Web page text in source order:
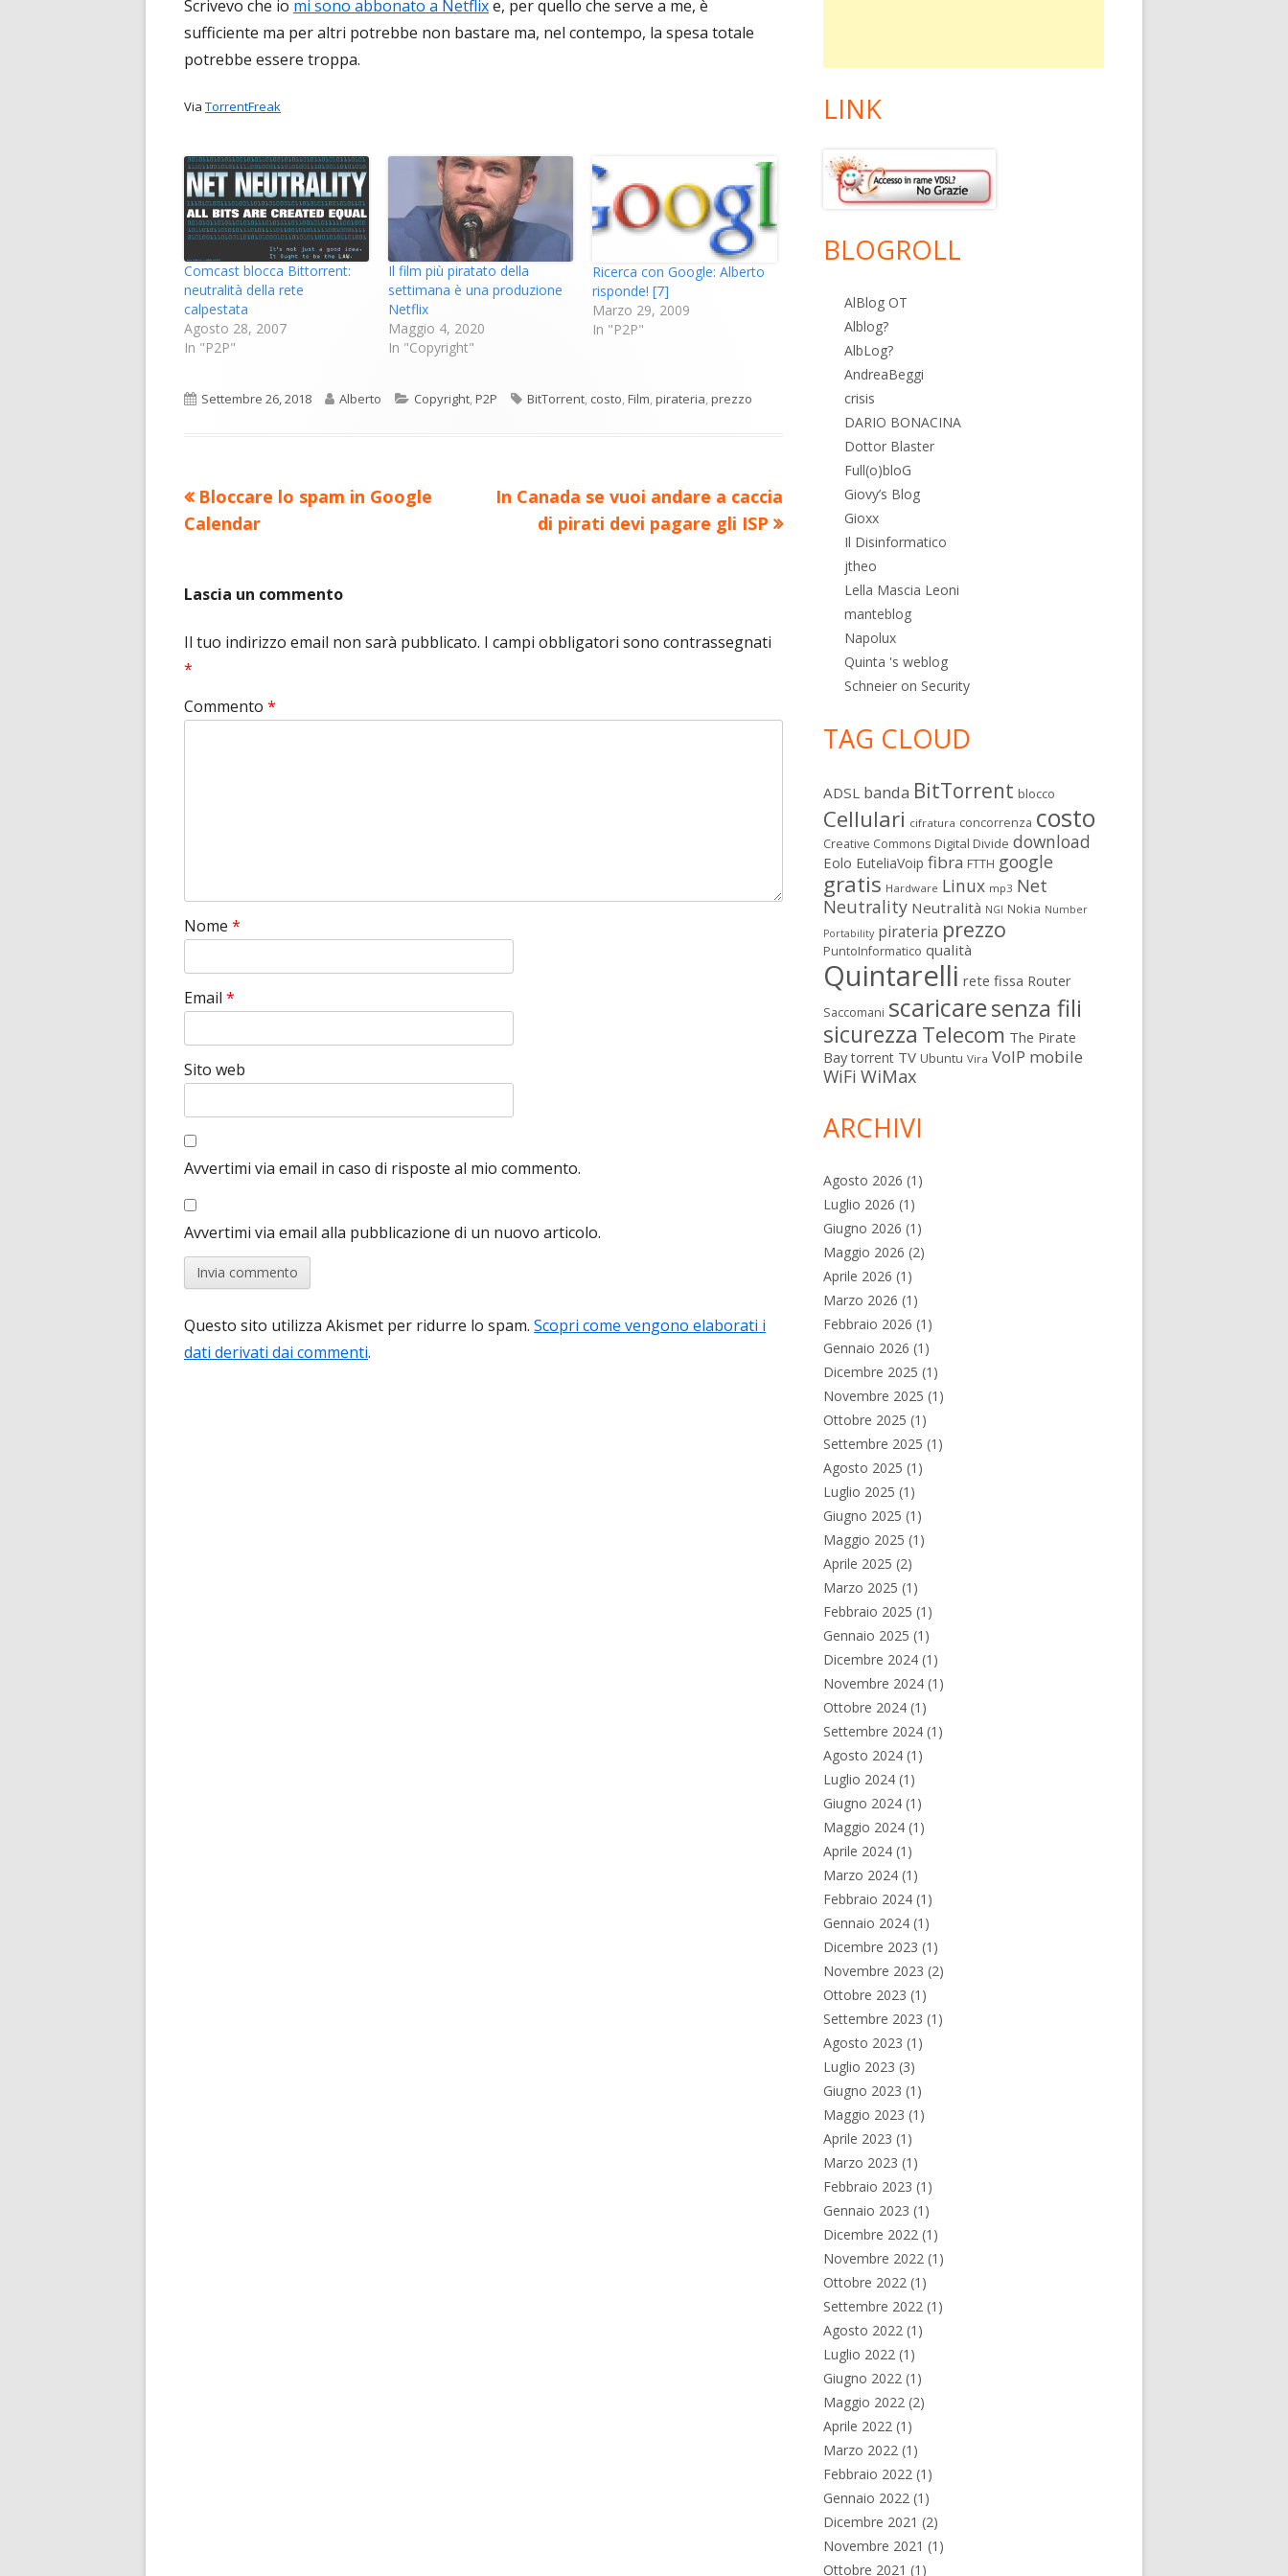
Scrivevo che io mi sono abbonato a Netflixe, per quello che serve a me, è
sufficiente ma per altri potrebbe non bastare ma, nel contempo, la spesa totale
potrebbe essere troppa.
Via TorrentFreak
Comcast blocca Bittorrent:
neutralità della rete
calpestata
Agosto 28, 2007
In "P2P"
Il film più piratato della
settimana è una produzione
Netflix
Maggio 4, 2020
In "Copyright"
Ricerca con Google: Alberto
risponde! [7]
Marzo 29, 2009
In "P2P"
Pubblicato
Settembre 26, 2018 Autore
Alberto Categorie
Copyright,P2P Tag
BitTorrent, costo,Film,pirateria,prezzo
Navigazione
Precedente
articolo:
Bloccare lo spam in Google
Calendar
Nuovo
articolo:
In Canada se vuoi andare a caccia
di pirati devi pagare gli ISP
Lascia un commento
Il tuo indirizzo email non sarà pubblicato. I campi obbligatori sono contrassegnati
*
Commento *
Nome *
Email *
Sito web
Avvertimi via email in caso di risposte al mio commento.
Avvertimi via email alla pubblicazione di un nuovo articolo.
Questo sito utilizza Akismet per ridurre lo spam. Scopri come vengono elaborati i
dati derivati dai commenti.
LINK
BLOGROLL
AlBlog OT
Alblog?
AlbLog?
AndreaBeggi
crisis
DARIO BONACINA
Dottor Blaster
Full(o)bloG
Giovy’s Blog
Gioxx
Il Disinformatico
jtheo
Lella Mascia Leoni
manteblog
Napolux
Quinta 's weblog
Schneier on Security
TAG CLOUD
ADSL banda BitTorrent blocco
Cellulari cifratura concorrenza costo
Creative Commons Digital Divide download
Eolo EuteliaVoip fibra FTTH google
gratis Hardware Linux mp3 Net
Neutrality Neutralità NGI Nokia Number
Portability pirateria prezzo
PuntoInformatico qualità
Quintarelli rete fissa Router
Saccomani scaricaresenza fili
sicurezza Telecom The Pirate
Bay torrent TV Ubuntu Vira VoIP mobile
WiFi WiMax
ARCHIVI
Agosto 2026 (1)
Luglio 2026 (1)
Giugno 2026 (1)
Maggio 2026 (2)
Aprile 2026 (1)
Marzo 2026 (1)
Febbraio 2026 (1)
Gennaio 2026 (1)
Dicembre 2025 (1)
Novembre 2025 (1)
Ottobre 2025 (1)
Settembre 2025 (1)
Agosto 2025 (1)
Luglio 2025 (1)
Giugno 2025 (1)
Maggio 2025 (1)
Aprile 2025 (2)
Marzo 2025 (1)
Febbraio 2025 (1)
Gennaio 2025 (1)
Dicembre 2024 (1)
Novembre 2024 (1)
Ottobre 2024 (1)
Settembre 2024 (1)
Agosto 2024 (1)
Luglio 2024 (1)
Giugno 2024 (1)
Maggio 2024 (1)
Aprile 2024 (1)
Marzo 2024 (1)
Febbraio 2024 (1)
Gennaio 2024 (1)
Dicembre 2023 (1)
Novembre 2023 (2)
Ottobre 2023 (1)
Settembre 2023 (1)
Agosto 2023 (1)
Luglio 2023 (3)
Giugno 2023 (1)
Maggio 2023 (1)
Aprile 2023 (1)
Marzo 2023 (1)
Febbraio 2023 (1)
Gennaio 2023 (1)
Dicembre 2022 (1)
Novembre 2022 (1)
Ottobre 2022 (1)
Settembre 2022 (1)
Agosto 2022 (1)
Luglio 2022 (1)
Giugno 2022 (1)
Maggio 2022 (2)
Aprile 2022 (1)
Marzo 2022 (1)
Febbraio 2022 (1)
Gennaio 2022 (1)
Dicembre 2021 (2)
Novembre 2021 (1)
Ottobre 2021 (1)